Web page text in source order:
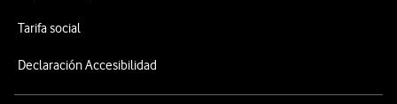
Tarifa social
Declaración Accesibilidad